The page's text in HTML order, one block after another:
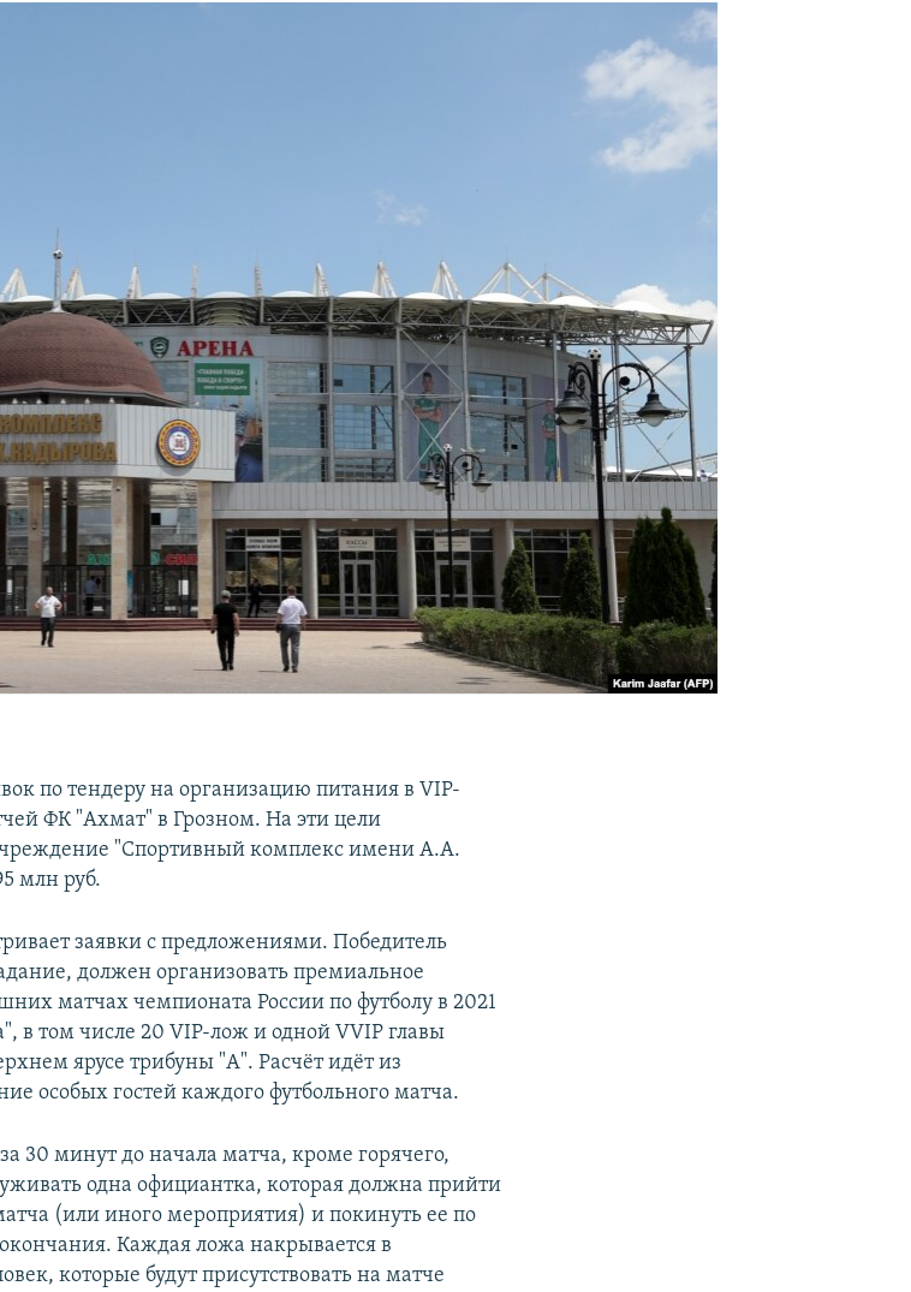
по тендеру на организацию питания в VIP-
ФК "Ахмат" в Грозном. На эти цели
"Спортивный комплекс имени А.А.
млн руб.
заявки с предложениями. Победитель
должен организовать премиальное
матчах чемпионата России по футболу в 2021
в том числе 20 VIP-лож и одной VVIP главы
ярусе трибуны "А". Расчёт идёт из
особых гостей каждого футбольного матча.
30 минут до начала матча, кроме горячего,
одна официантка, которая должна прийти
(или иного мероприятия) и покинуть ее по
Каждая ложа накрывается в
которые будут присутствовать на матче